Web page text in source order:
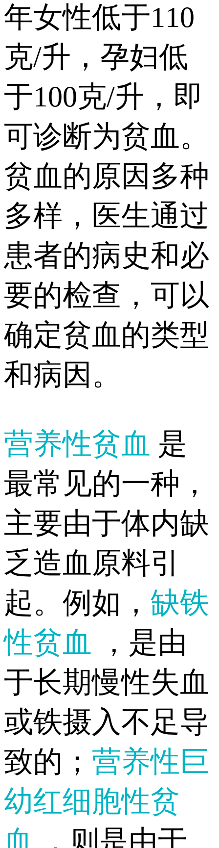
年女性低于110
克/升，孕妇低
于100克/升，即
可诊断为贫血。
贫血的原因多种
多样，医生通过
患者的病史和必
要的检查，可以
确定贫血的类型
和病因。
营养性贫血 是
最常见的一种，
主要由于体内缺
乏造血原料引
起。例如， 缺铁
性贫血
，是由
于长期慢性失血
或铁摄入不足导
致的； 营养性巨
幼红细胞性贫
血
，则是由于